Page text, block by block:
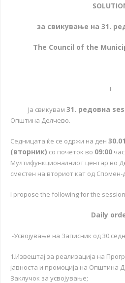
за свикување на 31.
The Council of the
I
Ја свикувам 31. редовна
Општина Делчево.
Седницата ќе се одржи на ден
(вторник) со почеток во 09:00
Мултифункционалниот центар во
сместен на вториот кат од
I propose the following for the session
Daily
-Усвојување на Записник од
1.Извештај за реализација на
јавноста и промоција на Општина
Заклучок за усвојување;